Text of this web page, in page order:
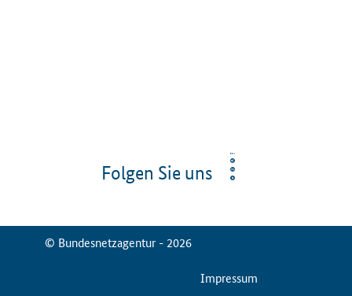
Folgen Sie uns
© Bundesnetzagentur - 2026
ServiceMenuImpressum